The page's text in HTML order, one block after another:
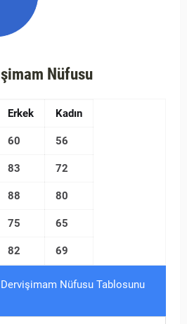
Nüfusu
Erkek Kadın
60 56
83 72
88 80
75 65
82 69
Dervişimam Nüfusu Tablosunu